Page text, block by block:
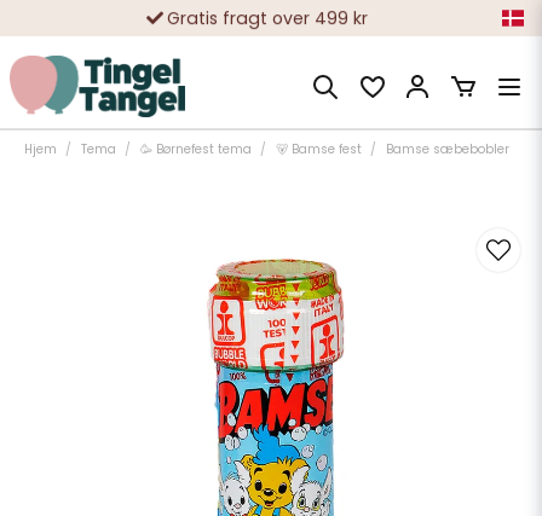
Gratis fragt over 499 kr
10 000-vis af tilfredse kunder
Hjem Tema 🥳 Børnefest tema 🐻 Bamse fest Bamse sæbebobler